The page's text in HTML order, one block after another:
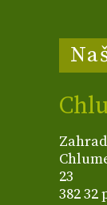
23
382 32